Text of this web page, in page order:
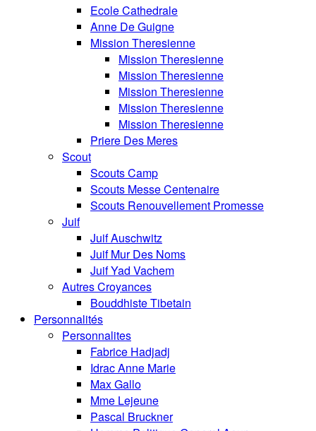
Ecole Cathedrale
Anne De Guigne
Mission Theresienne
Mission Theresienne
Mission Theresienne
Mission Theresienne
Mission Theresienne
Mission Theresienne
Priere Des Meres
Scout
Scouts Camp
Scouts Messe Centenaire
Scouts Renouvellement Promesse
Juif
Juif Auschwitz
Juif Mur Des Noms
Juif Yad Vachem
Autres Croyances
Bouddhiste Tibetain
Personnalités
Personnalites
Fabrice Hadjadj
Idrac Anne Marie
Max Gallo
Mme Lejeune
Pascal Bruckner